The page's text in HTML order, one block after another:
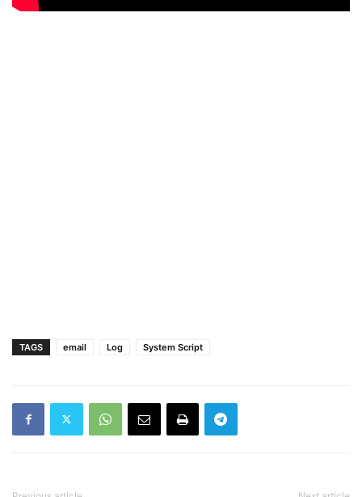
TAGS email Log System Script